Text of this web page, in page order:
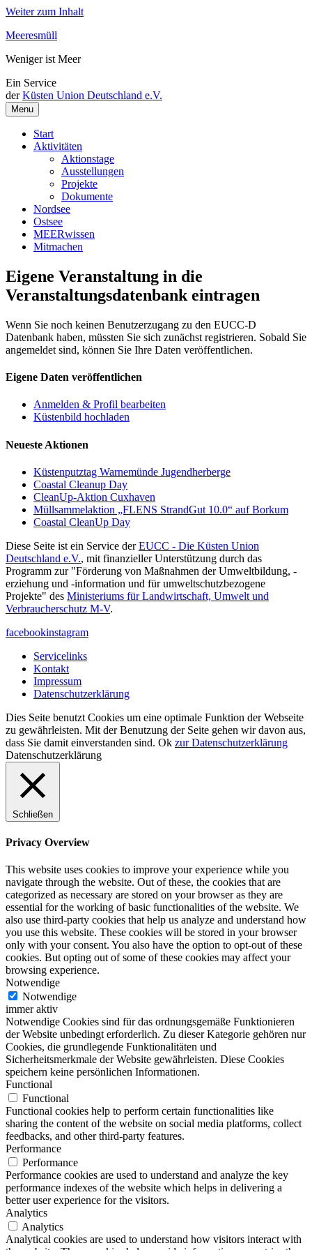
Weiter zum Inhalt
Meeresmüll
Weniger ist Meer
Ein Service
derKüsten Union Deutschland e.V.
Menu
Start
Aktivitäten
Aktionstage
Ausstellungen
Projekte
Dokumente
Nordsee
Ostsee
MEERwissen
Mitmachen
Eigene Veranstaltung in die
Veranstaltungsdatenbank eintragen
Wenn Sie noch keinen Benutzerzugang zu den EUCC-D
Datenbank haben, müssten Sie sich zunächst registrieren. Sobald Sie
angemeldet sind, können Sie Ihre Daten veröffentlichen.
Eigene Daten veröffentlichen
Anmelden & Profil bearbeiten
Küstenbild hochladen
Neueste Aktionen
Küstenputztag Warnemünde Jugendherberge
Coastal Cleanup Day
CleanUp-Aktion Cuxhaven
Müllsammelaktion „FLENS StrandGut 10.0“ auf Borkum
Coastal CleanUp Day
Diese Seite ist ein Service derEUCC - Die Küsten Union
Deutschland e.V., mit finanzieller Unterstützung durch das
Programm zur "Förderung von Maßnahmen der Umweltbildung, -
erziehung und -information und für umweltschutzbezogene
Projekte" des Ministeriums für Landwirtschaft, Umwelt und
Verbraucherschutz M-V.
facebookinstagram
Servicelinks
Kontakt
Impressum
Datenschutzerklärung
Dies Seite benutzt Cookies um eine optimale Funktion der Webseite
zu gewährleisten. Mit der Benutzung der Seite gehen wir davon aus,
dass Sie damit einverstanden sind. Ok zur Datenschutzerklärung
Datenschutzerklärung
Schließen
Privacy Overview
This website uses cookies to improve your experience while you
navigate through the website. Out of these, the cookies that are
categorized as necessary are stored on your browser as they are
essential for the working of basic functionalities of the website. We
also use third-party cookies that help us analyze and understand how
you use this website. These cookies will be stored in your browser
only with your consent. You also have the option to opt-out of these
cookies. But opting out of some of these cookies may affect your
browsing experience.
Notwendige
Notwendige
immer aktiv
Notwendige Cookies sind für das ordnungsgemäße Funktionieren
der Website unbedingt erforderlich. Zu dieser Kategorie gehören nur
Cookies, die grundlegende Funktionalitäten und
Sicherheitsmerkmale der Website gewährleisten. Diese Cookies
speichern keine persönlichen Informationen.
Functional
Functional
Functional cookies help to perform certain functionalities like
sharing the content of the website on social media platforms, collect
feedbacks, and other third-party features.
Performance
Performance
Performance cookies are used to understand and analyze the key
performance indexes of the website which helps in delivering a
better user experience for the visitors.
Analytics
Analytics
Analytical cookies are used to understand how visitors interact with